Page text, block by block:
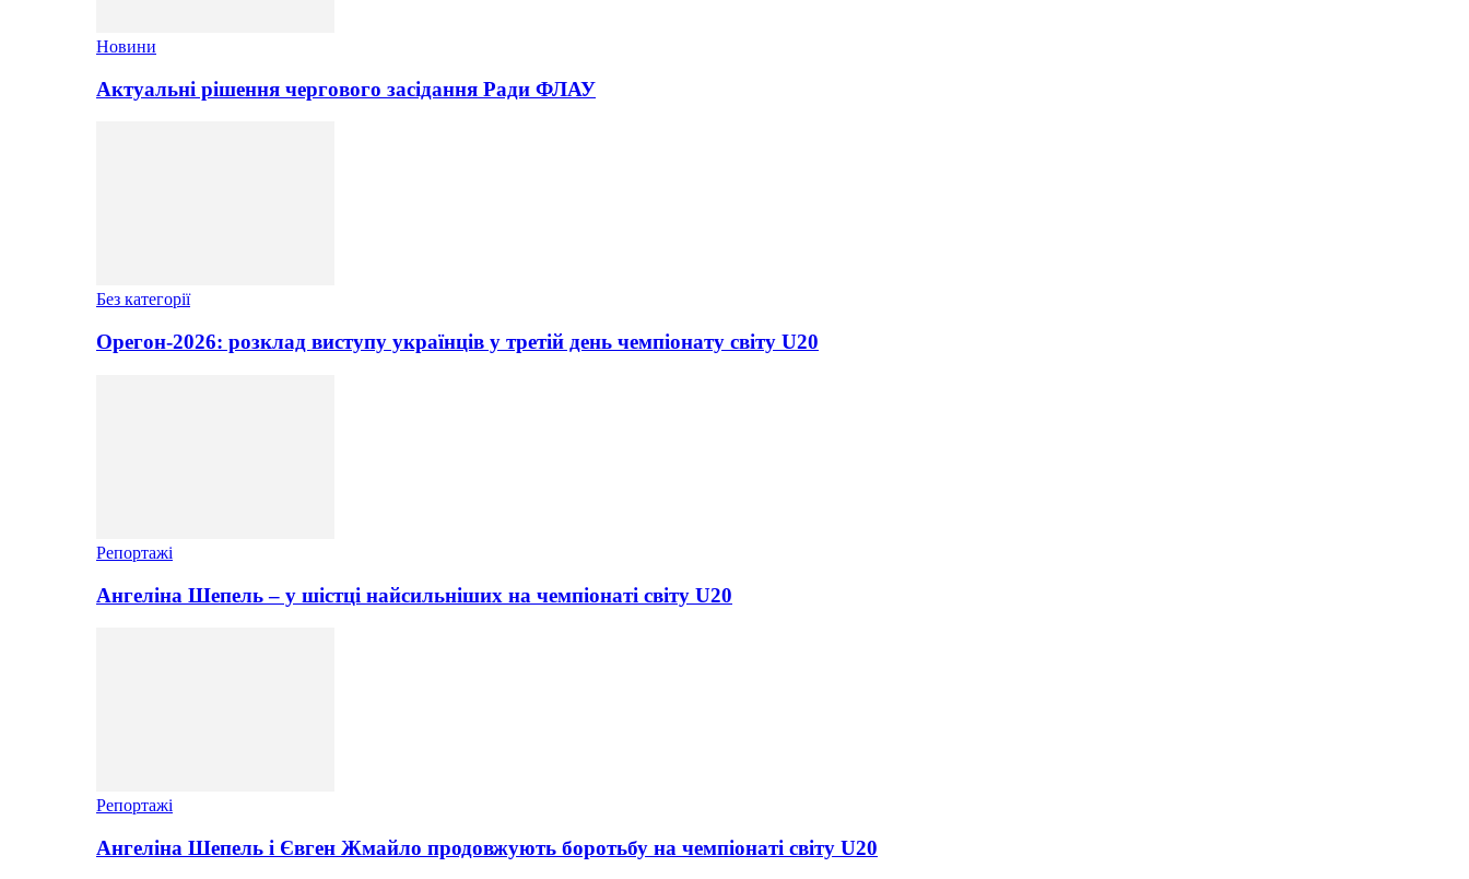
Новини
Актуальні рішення чергового засідання Ради ФЛАУ
Без категорії
Орегон-2026: розклад виступу українців у третій день чемпіонату світу U20
Репортажі
Ангеліна Шепель – у шістці найсильніших на чемпіонаті світу U20
Репортажі
Ангеліна Шепель і Євген Жмайло продовжують боротьбу на чемпіонаті світу U20